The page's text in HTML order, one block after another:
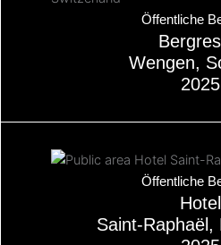
Öffentliche
Wengen,
2025
Öffentliche
Hotel
Saint-Raphaël,